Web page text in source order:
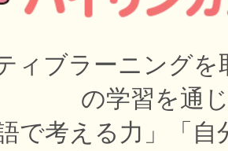
ィブラーニングを
の学習を通
語で考える力」「